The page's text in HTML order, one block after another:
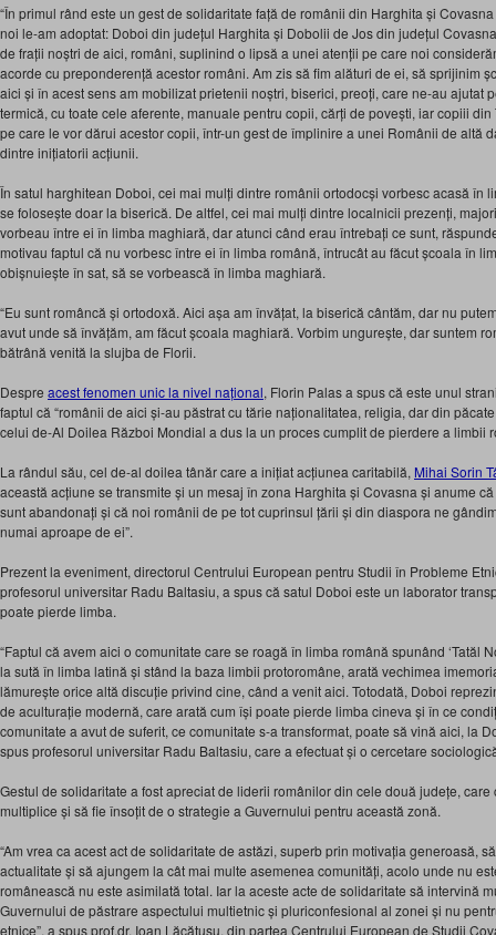
“În primul rând este un gest de solidaritate față de românii din Harghita și
noi le-am adoptat: Doboi din județul Harghita și Dobolii de Jos din județul
de frații noștri de aici, români, suplinind o lipsă a unei atenții pe care noi
acorde cu preponderență acestor români. Am zis să fim alături de ei, să sprijinim
aici și în acest sens am mobilizat prietenii noștri, biserici, preoți, care ne-au ajutat
termică, cu toate cele aferente, manuale pentru copii, cărți de povești, iar copiii
pe care le vor dărui acestor copii, într-un gest de împlinire a unei Românii de altă
dintre inițiatorii acțiunii.
În satul harghitean Doboi, cei mai mulți dintre românii ortodocși vorbesc acasă în
se folosește doar la biserică. De altfel, cei mai mulți dintre localnicii prezenți,
vorbeau între ei în limba maghiară, dar atunci când erau întrebați ce sunt,
motivau faptul că nu vorbesc între ei în limba română, întrucât au făcut școala în
obișnuiește în sat, să se vorbească în limba maghiară.
“Eu sunt româncă și ortodoxă. Aici așa am învățat, la biserică cântăm, dar nu
avut unde să învățăm, am făcut școala maghiară. Vorbim ungurește, dar suntem
bătrână venită la slujba de Florii.
Despre acest fenomen unic la nivel național, Florin Palas a spus că este unul
faptul că “românii de aici și-au păstrat cu tărie naționalitatea, religia, dar din
celui de-Al Doilea Război Mondial a dus la un proces cumplit de pierdere a limbii
La rândul său, cel de-al doilea tânăr care a inițiat acțiunea caritabilă, Mihai Sorin
această acțiune se transmite și un mesaj în zona Harghita și Covasna și anume
sunt abandonați și că noi românii de pe tot cuprinsul țării și din diaspora ne
numai aproape de ei”.
Prezent la eveniment, directorul Centrului European pentru Studii în Probleme
profesorul universitar Radu Baltasiu, a spus că satul Doboi este un laborator
poate pierde limba.
“Faptul că avem aici o comunitate care se roagă în limba română spunând ‘Tatăl
la sută în limba latină și stând la baza limbii protoromâne, arată vechimea
lămurește orice altă discuție privind cine, când a venit aici. Totodată, Doboi
de aculturație modernă, care arată cum își poate pierde limba cineva și în ce
comunitate a avut de suferit, ce comunitate s-a transformat, poate să vină aici, la
spus profesorul universitar Radu Baltasiu, care a efectuat și o cercetare
Gestul de solidaritate a fost apreciat de liderii românilor din cele două județe,
multiplice și să fie însoțit de o strategie a Guvernului pentru această zonă.
“Am vrea ca acest act de solidaritate de astăzi, superb prin motivația generoasă,
actualitate și să ajungem la cât mai multe asemenea comunități, acolo unde nu
românească nu este asimilată total. Iar la aceste acte de solidaritate să intervină
Guvernului de păstrare aspectului multietnic și pluriconfesional al zonei și nu
etnice”, a spus prof.dr. Ioan Lăcătușu, din partea Centrului European de Studii